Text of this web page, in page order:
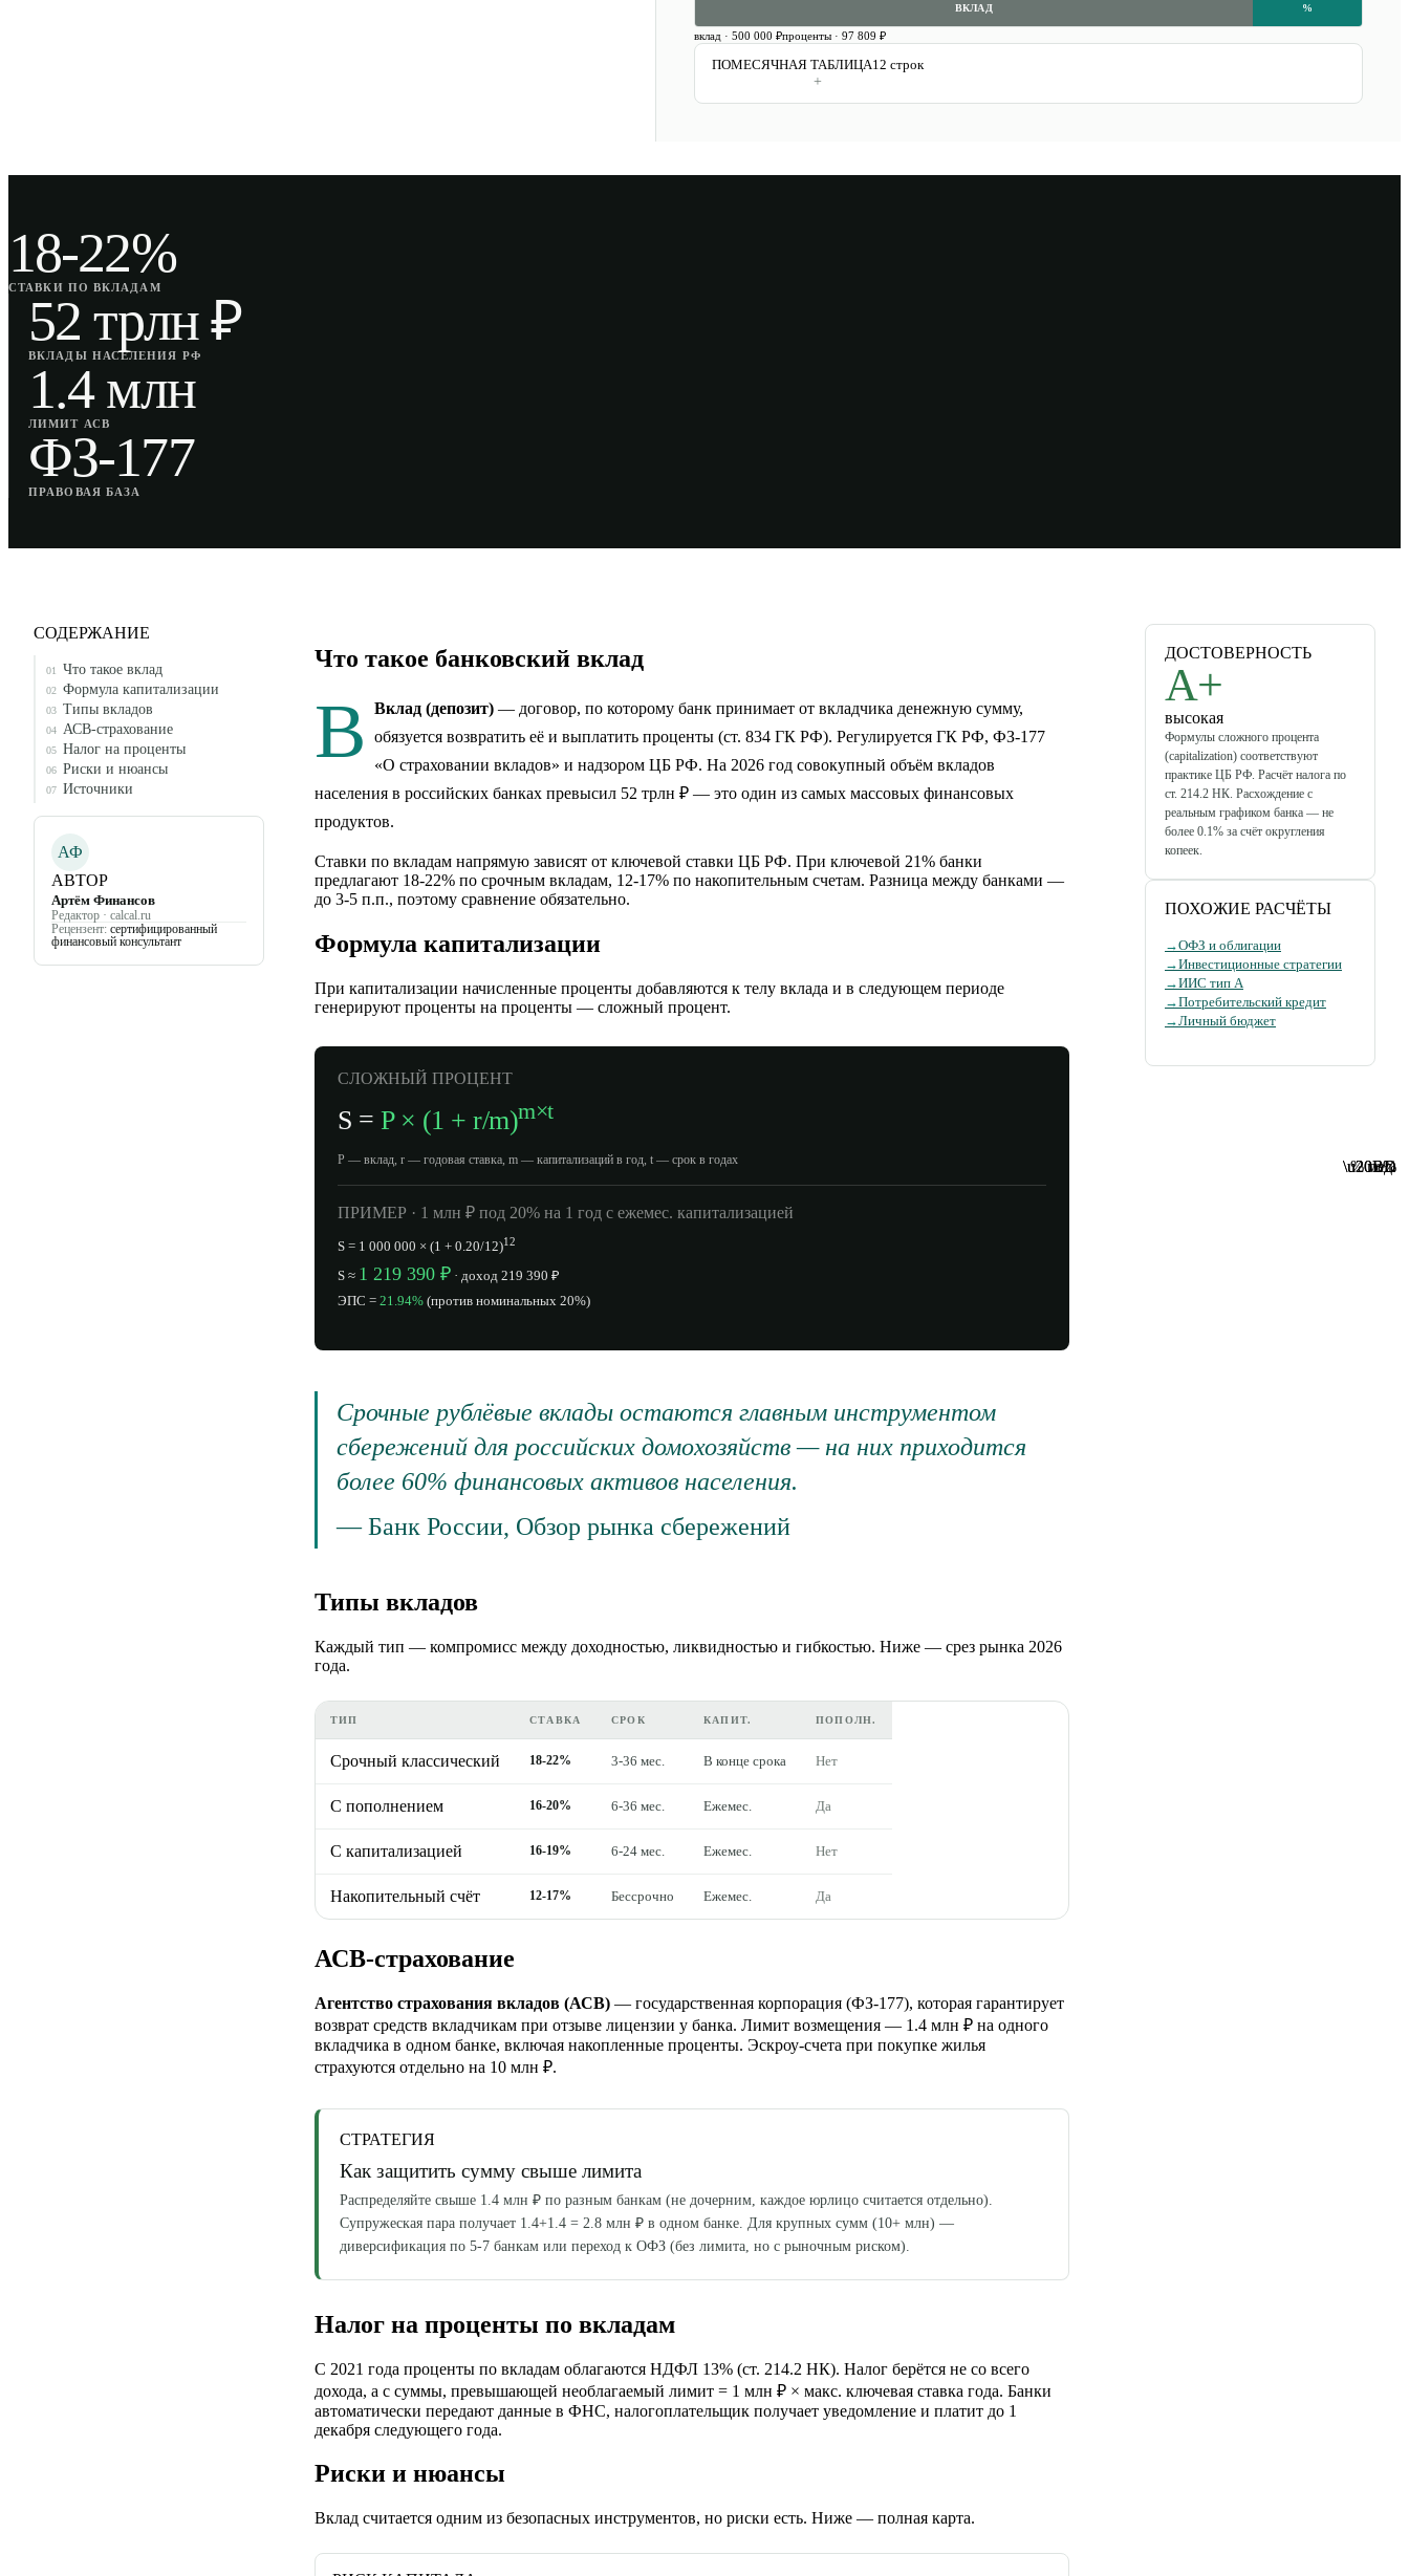
\u20BD
мес.
% год.
\u20BD
%
ВКЛАД %
вклад · 500 000 ₽проценты · 97 809 ₽
ПОМЕСЯЧНАЯ ТАБЛИЦА12 строк
+
18-22%
СТАВКИ ПО ВКЛАДАМ
52 трлн ₽
ВКЛАДЫ НАСЕЛЕНИЯ РФ
1.4 млн
ЛИМИТ АСВ
ФЗ-177
ПРАВОВАЯ БАЗА
СОДЕРЖАНИЕ
01 Что такое вклад
02 Формула капитализации
03 Типы вкладов
04 АСВ-страхование
05 Налог на проценты
06 Риски и нюансы
07 Источники
АФ
АВТОР
Артём Финансов
Редактор · calcal.ru
Рецензент: сертифицированный
финансовый консультант
Что такое банковский вклад
В Вклад (депозит) — договор, по которому банк принимает от вкладчика денежную сумму,
обязуется возвратить её и выплатить проценты (ст. 834 ГК РФ). Регулируется ГК РФ, ФЗ-177
«О страховании вкладов» и надзором ЦБ РФ. На 2026 год совокупный объём вкладов
населения в российских банках превысил 52 трлн ₽ — это один из самых массовых финансовых
продуктов.
Ставки по вкладам напрямую зависят от ключевой ставки ЦБ РФ. При ключевой 21% банки
предлагают 18-22% по срочным вкладам, 12-17% по накопительным счетам. Разница между банками —
до 3-5 п.п., поэтому сравнение обязательно.
Формула капитализации
При капитализации начисленные проценты добавляются к телу вклада и в следующем периоде
генерируют проценты на проценты — сложный процент.
СЛОЖНЫЙ ПРОЦЕНТ
S = P × (1 + r/m)m×t
P — вклад, r — годовая ставка, m — капитализаций в год, t — срок в годах
ПРИМЕР · 1 млн ₽ под 20% на 1 год с ежемес. капитализацией
S = 1 000 000 × (1 + 0.20/12)12
S ≈ 1 219 390 ₽ · доход 219 390 ₽
ЭПС = 21.94% (против номинальных 20%)
Срочные рублёвые вклады остаются главным инструментом
сбережений для российских домохозяйств — на них приходится
более 60% финансовых активов населения.
—Банк России, Обзор рынка сбережений
Типы вкладов
Каждый тип — компромисс между доходностью, ликвидностью и гибкостью. Ниже — срез рынка 2026
года.
ТИП СТАВКА СРОК КАПИТ. ПОПОЛН.
Срочный классический 18-22% 3-36 мес. В конце срока Нет
С пополнением 16-20% 6-36 мес. Ежемес. Да
С капитализацией 16-19% 6-24 мес. Ежемес. Нет
Накопительный счёт 12-17% Бессрочно Ежемес. Да
АСВ-страхование
Агентство страхования вкладов (АСВ) — государственная корпорация (ФЗ-177), которая гарантирует
возврат средств вкладчикам при отзыве лицензии у банка. Лимит возмещения — 1.4 млн ₽ на одного
вкладчика в одном банке, включая накопленные проценты. Эскроу-счета при покупке жилья
страхуются отдельно на 10 млн ₽.
СТРАТЕГИЯ
Как защитить сумму свыше лимита
Распределяйте свыше 1.4 млн ₽ по разным банкам (не дочерним, каждое юрлицо считается отдельно).
Супружеская пара получает 1.4+1.4 = 2.8 млн ₽ в одном банке. Для крупных сумм (10+ млн) —
диверсификация по 5-7 банкам или переход к ОФЗ (без лимита, но с рыночным риском).
Налог на проценты по вкладам
С 2021 года проценты по вкладам облагаются НДФЛ 13% (ст. 214.2 НК). Налог берётся не со всего
дохода, а с суммы, превышающей необлагаемый лимит = 1 млн ₽ × макс. ключевая ставка года. Банки
автоматически передают данные в ФНС, налогоплательщик получает уведомление и платит до 1
декабря следующего года.
Риски и нюансы
Вклад считается одним из безопасных инструментов, но риски есть. Ниже — полная карта.
ДОСТОВЕРНОСТЬ
A+
высокая
Формулы сложного процента
(capitalization) соответствуют
практике ЦБ РФ. Расчёт налога по
ст. 214.2 НК. Расхождение с
реальным графиком банка — не
более 0.1% за счёт округления
копеек.
ПОХОЖИЕ РАСЧЁТЫ
→ОФЗ и облигации
→Инвестиционные стратегии
→ИИС тип А
→Потребительский кредит
→Личный бюджет